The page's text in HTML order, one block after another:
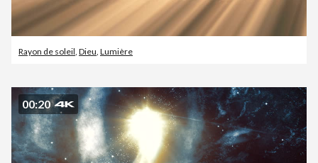
Rayon de soleil, Dieu, Lumière
00:20